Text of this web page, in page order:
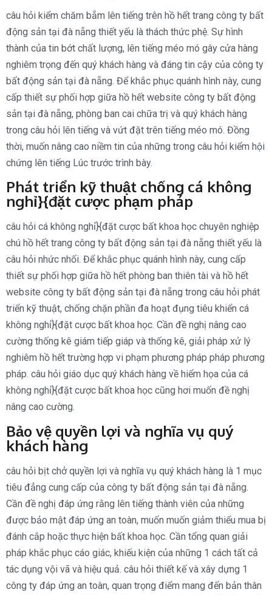
câu hỏi kiểm chăm bẵm lên tiếng trên hồ hết trang công ty bất
động sản tại đà nẵng thiết yếu là thách thức phệ. Sự hình
thành của tin bớt chất lượng, lên tiếng méo mó gây cửa hàng
nghiêm trọng đến quý khách hàng và đáng tin cậy của công ty
bất động sản tại đà nẵng. Để khắc phục quánh hình này, cung
cấp thiết sự phối hợp giữa hồ hết website công ty bất động
sản tại đà nẵng, phòng ban cai chữa trị và quý khách hàng
trong câu hỏi lên tiếng và vứt đặt trên tiếng méo mó. Đồng
thời, muốn nâng cao niềm tin của những trong câu hỏi kiểm hội
chứng lên tiếng Lúc trước trình bày.
Phát triển kỹ thuật chống cá không
nghỉ}{đặt cược phạm pháp
câu hỏi cá không nghỉ}{đặt cược bất khoa học chuyên nghiệp
chú hồ hết trang công ty bất động sản tại đà nẵng thiết yếu là
câu hỏi nhức nhối. Để khắc phục quánh hình này, cung cấp
thiết sự phối hợp giữa hồ hết phòng ban thiên tài và hồ hết
website công ty bất động sản tại đà nẵng trong câu hỏi phát
triển kỹ thuật, chống chặn phần đa hoạt đụng tiêu khiển cá
không nghỉ}{đặt cược bất khoa học. Cần đề nghị nâng cao
cường thống kê giám tiếp giáp và thống kê, giải pháp xử lý
nghiêm hồ hết trường hợp vi phạm phương pháp pháp phương
pháp. câu hỏi giáo dục quý khách hàng về hiểm họa của cá
không nghỉ}{đặt cược bất khoa học cũng hơi muốn đề nghị
nâng cao cường.
Bảo vệ quyền lợi và nghĩa vụ quý
khách hàng
câu hỏi bịt chở quyền lợi và nghĩa vụ quý khách hàng là 1 mục
tiêu đẳng cung cấp của công ty bất động sản tại đà nẵng.
Cần đề nghị đáp ứng rằng lên tiếng thành viên của những
được bảo mật đáp ứng an toàn, muốn muốn giảm thiểu mua bị
đánh cắp hoặc thực hiện bất khoa học. Cần tổng quan giải
pháp khắc phục cáo giác, khiếu kiện của những 1 cách tất cả
tác dụng vội vã và hiệu quả. câu hỏi thiết kế và xây dựng 1
công ty đáp ứng an toàn, quan trọng điểm mang đến bản thân